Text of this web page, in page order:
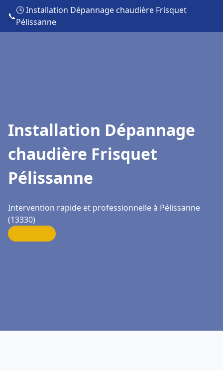
📞
🕒 Installation Dépannage chaudière Frisquet
Pélissanne
Installation Dépannage
chaudière Frisquet
Pélissanne
Intervention rapide et professionnelle à Pélissanne
(13330)